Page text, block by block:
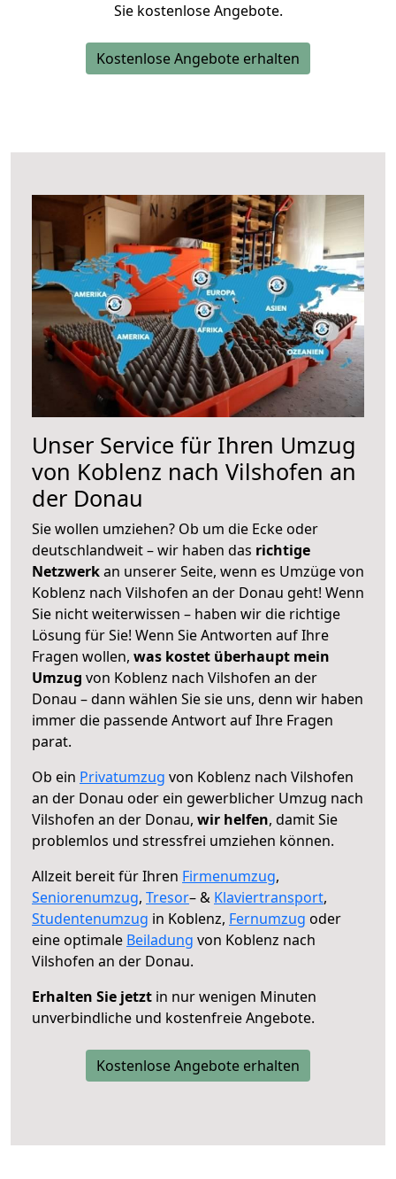
Sie kostenlose Angebote.
Kostenlose Angebote erhalten
Unser Service für Ihren Umzug
von Koblenz nach Vilshofen an
der Donau
Sie wollen umziehen? Ob um die Ecke oder
deutschlandweit – wir haben das richtige
Netzwerkan unserer Seite, wenn es Umzüge von
Koblenz nach Vilshofen an der Donau geht! Wenn
Sie nicht weiterwissen – haben wir die richtige
Lösung für Sie! Wenn Sie Antworten auf Ihre
Fragen wollen, was kostet überhaupt mein
Umzug von Koblenz nach Vilshofen an der
Donau – dann wählen Sie sie uns, denn wir haben
immer die passende Antwort auf Ihre Fragen
parat.
Ob ein Privatumzug von Koblenz nach Vilshofen
an der Donau oder ein gewerblicher Umzug nach
Vilshofen an der Donau, wir helfen, damit Sie
problemlos und stressfrei umziehen können.
Allzeit bereit für Ihren Firmenumzug,
Seniorenumzug, Tresor– & Klaviertransport,
Studentenumzug in Koblenz, Fernumzug oder
eine optimale Beiladung von Koblenz nach
Vilshofen an der Donau.
Erhalten Sie jetzt in nur wenigen Minuten
unverbindliche und kostenfreie Angebote.
Kostenlose Angebote erhalten